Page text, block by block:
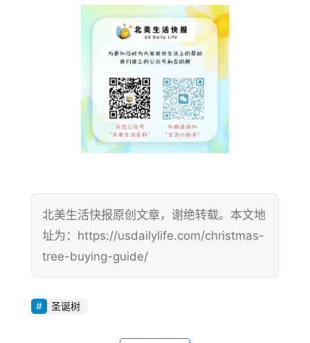
北美生活快报原创文章，谢绝转载。本文地
址为：https://usdailylife.com/christmas-
tree-buying-guide/
圣诞树